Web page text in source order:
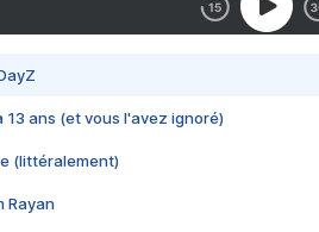
13 ans (et vous l'avez ignoré)
(littéralement)
Rayan